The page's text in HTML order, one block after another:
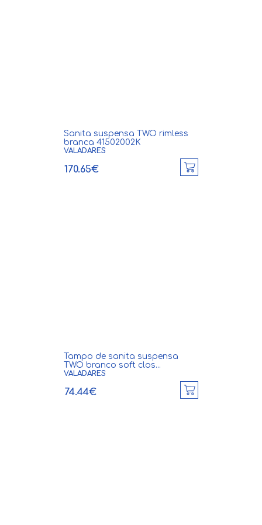
Sanita suspensa TWO rimless
branca 41502002K
VALADARES
170.65€
Tampo de sanita suspensa
TWO branco soft clos...
VALADARES
74.44€